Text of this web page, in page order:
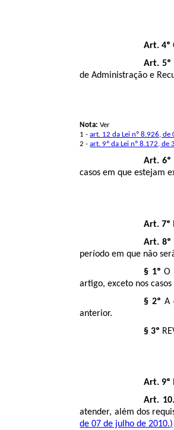
Art. 4º
Art. 5º
de Administração e
Nota: Ver
1 -art. 12 da Lei nº 8.926,
2 -art. 9º da Lei nº 8.172, de
Art. 6º
casos em que estejam
Art. 7º
Art. 8º
período em que não
§ 1º O
artigo, exceto nos
§ 2º A
anterior.
§ 3º
Art. 9º
Art. 10.
atender, além dos
de 07 de julho de 2010.)